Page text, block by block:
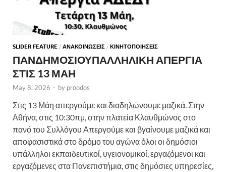
SLIDER FEATURE / ΑΝΑΚΟΙΝΩΣΕΙΣ / ΚΙΝΗΤΟΠΟΙΗΣΕΙΣ
ΠΑΝΔΗΜΟΣΙΟΥΠΑΛΛΗΛΙΚΗ ΑΠΕΡΓΙΑ
ΣΤΙΣ 13 ΜΑΗ
May 8, 2026 - by proodos
Στις 13 Μάη απεργούμε και διαδηλώνουμε μαζικά. Στην
Αθήνα, στις 10:30πμ, στην πλατεία Κλαυθμώνος στο
πανό του Συλλόγου Απεργούμε και βγαίνουμε μαζικά και
αποφασιστικά στο δρόμο του αγώνα όλοι οι δημόσιοι
υπάλληλοι εκπαιδευτικοί, υγειονομικοί, εργαζόμενοι και
εργαζόμενες στα Πανεπιστήμια, στις δημόσιες υπηρεσίες,